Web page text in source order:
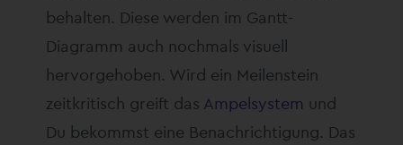
behalten. Diese werden im Gantt-
Diagramm auch nochmals visuell
hervorgehoben. Wird ein Meilenstein
zeitkritisch greift das Ampelsystem und
Du bekommst eine Benachrichtigung. Das